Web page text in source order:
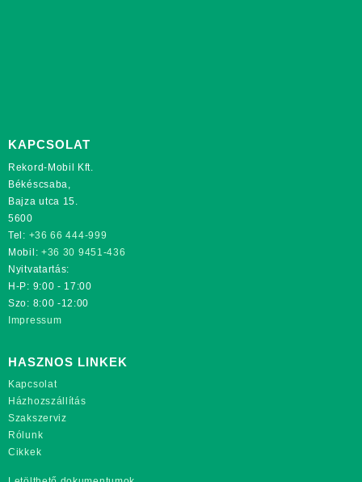
KAPCSOLAT
Rekord-Mobil Kft.
Békéscsaba,
Bajza utca 15.
5600
Tel: +36 66 444-999
Mobil: +36 30 9451-436
Nyitvatartás:
H-P: 9:00 - 17:00
Szo: 8:00 -12:00
Impressum
HASZNOS LINKEK
Kapcsolat
Házhozszállítás
Szakszerviz
Rólunk
Cikkek